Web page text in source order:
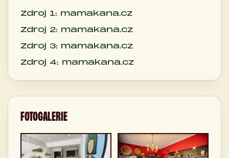
Zdroj 1: mamakana.cz
Zdroj 2: mamakana.cz
Zdroj 3: mamakana.cz
Zdroj 4: mamakana.cz
FOTOGALERIE